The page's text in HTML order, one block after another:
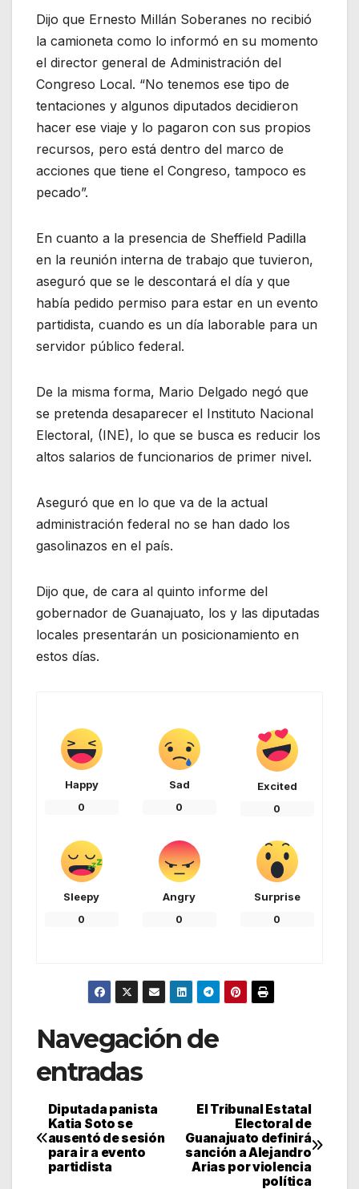
Dijo que Ernesto Millán Soberanes no recibió
la camioneta como lo informó en su momento
el director general de Administración del
Congreso Local. “No tenemos ese tipo de
tentaciones y algunos diputados decidieron
hacer ese viaje y lo pagaron con sus propios
recursos, pero está dentro del marco de
acciones que tiene el Congreso, tampoco es
pecado”.
En cuanto a la presencia de Sheffield Padilla
en la reunión interna de trabajo que tuvieron,
aseguró que se le descontará el día y que
había pedido permiso para estar en un evento
partidista, cuando es un día laborable para un
servidor público federal.
De la misma forma, Mario Delgado negó que
se pretenda desaparecer el Instituto Nacional
Electoral, (INE), lo que se busca es reducir los
altos salarios de funcionarios de primer nivel.
Aseguró que en lo que va de la actual
administración federal no se han dado los
gasolinazos en el país.
Dijo que, de cara al quinto informe del
gobernador de Guanajuato, los y las diputadas
locales presentarán un posicionamiento en
estos días.
Happy
0
Sad
0
Excited
0
Sleepy
0
Angry
0
Surprise
0
Navegación de
entradas
El Tribunal Estatal
Electoral de
Guanajuato definirá
sanción a Alejandro
Arias por violencia
política
Diputada panista
Katia Soto se
ausentó de sesión
para ir a evento
partidista